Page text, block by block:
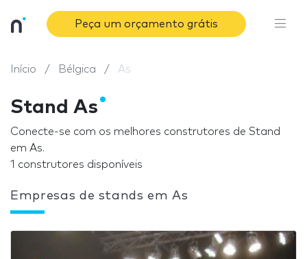
Peça um orçamento grátis
Início Bélgica As
Stand As
Conecte-se com os melhores construtores de Stand
em As.
1 construtores disponíveis
Empresas de stands em As